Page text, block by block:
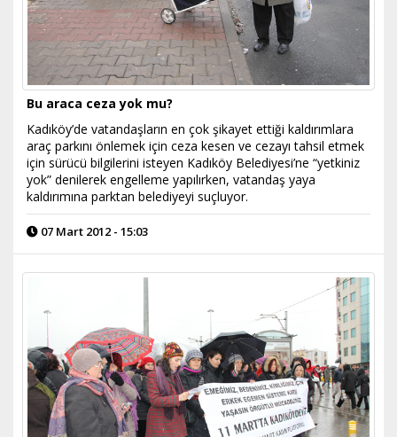
Bu araca ceza yok mu?
Kadıköy’de vatandaşların en çok şikayet ettiği kaldırımlara
araç parkını önlemek için ceza kesen ve cezayı tahsil etmek
için sürücü bilgilerini isteyen Kadıköy Belediyesi’ne “yetkiniz
yok” denilerek engelleme yapılırken, vatandaş yaya
kaldırımına parktan belediyeyi suçluyor.
07 Mart 2012 - 15:03